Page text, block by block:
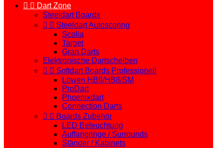
  Dart Zone
Steeldart Boards
  Steeldart Autoscoring
Scolia
Target
Gran Darts
Elektronische Dartscheiben
  Softdart Boards Professionell
Löwen HB9/HB8/SM
ProDart
Phoenixdart
Connection Darts
  Boards Zubehör
LED Beleuchtung
Auffangringe / Surrounds
Ständer / Kabinets